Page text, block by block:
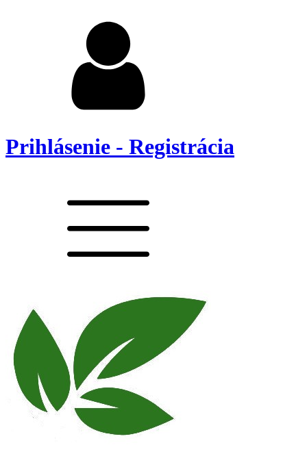
Prihlásenie - Registrácia